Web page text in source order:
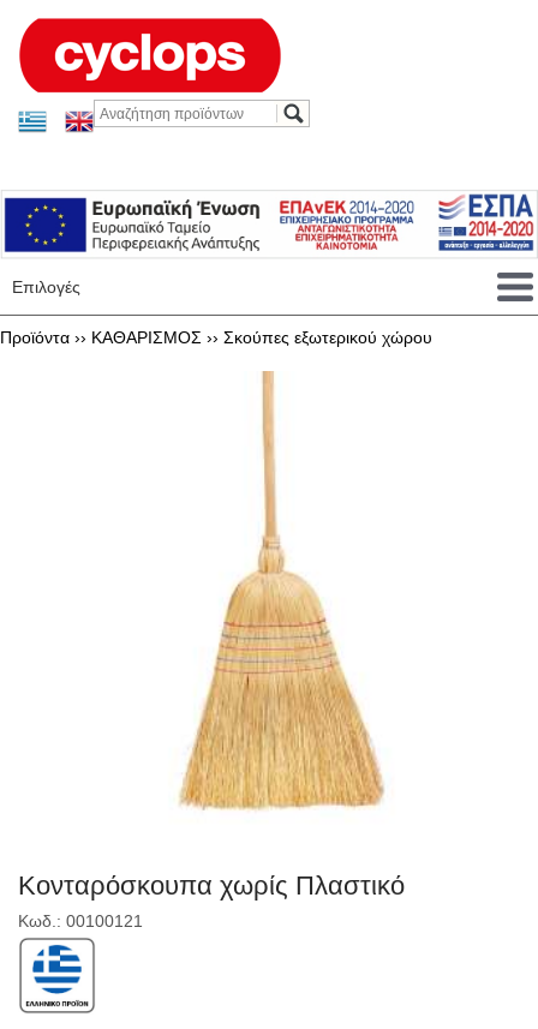
Επιλογές
Προϊόντα ›› ΚΑΘΑΡΙΣΜΟΣ ›› Σκούπες εξωτερικού χώρου
Κονταρόσκουπα χωρίς Πλαστικό
Κωδ.: 00100121